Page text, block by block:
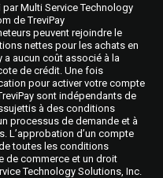
Multi Service Technology
de TreviPay
peuvent rejoindre le
nettes pour les achats en
a aucun coût associé à la
de crédit. Une fois
pour activer votre compte
sont indépendants de
à des conditions
processus de demande et à
L’approbation d’un compte
toutes les conditions
de commerce et un droit
Technology Solutions, Inc.